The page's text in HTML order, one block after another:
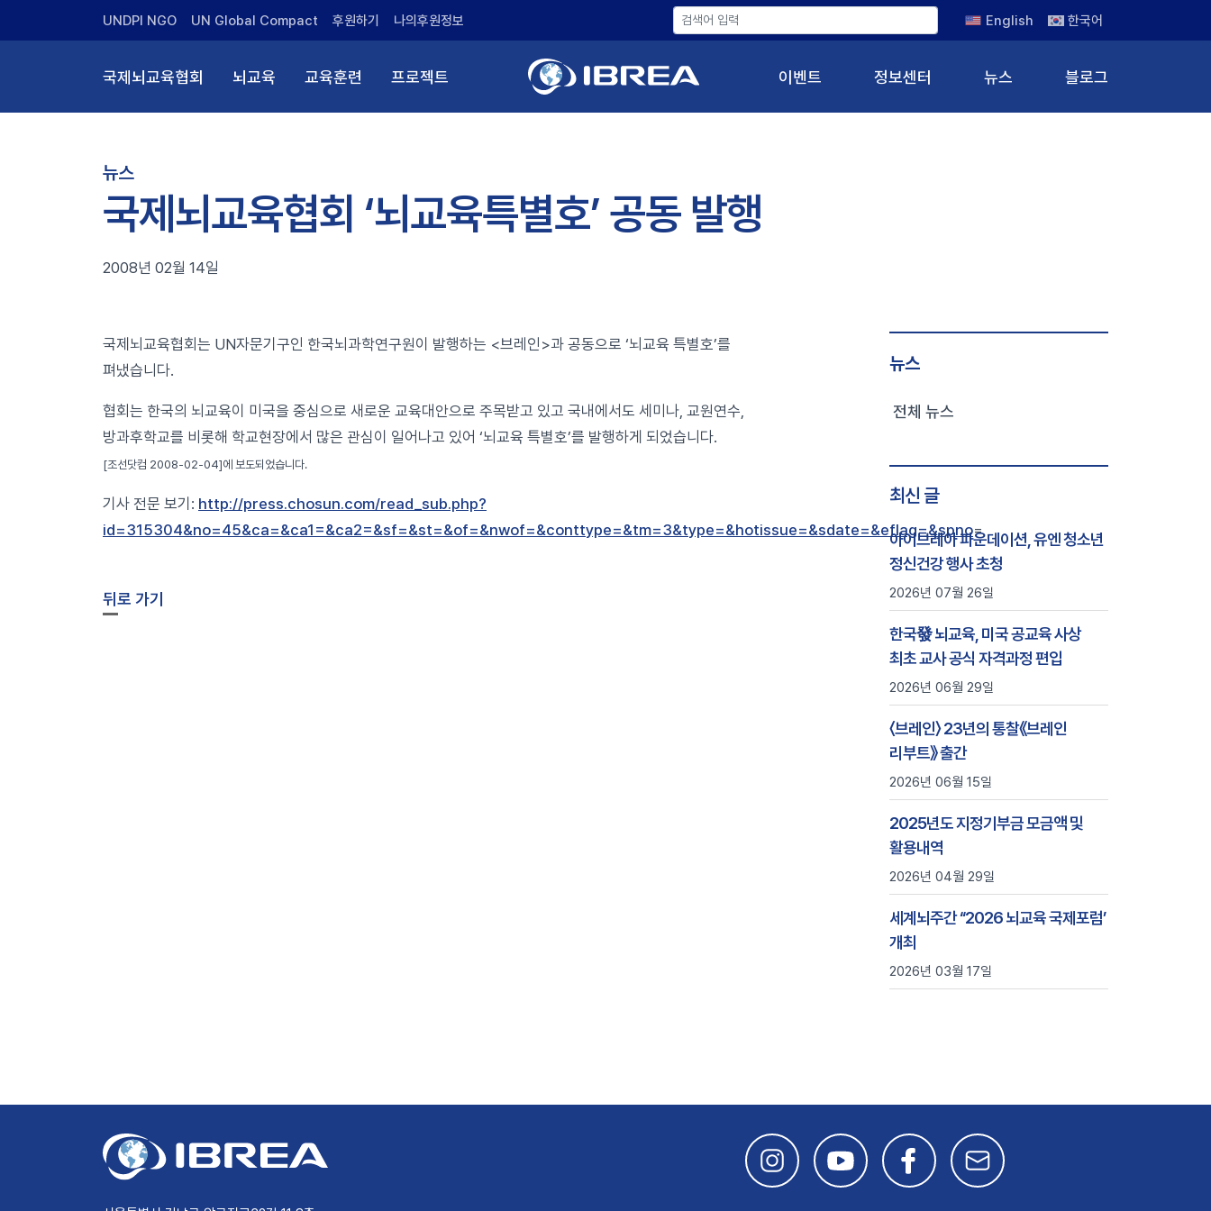
UNDPI NGO UN Global Compact 후원하기 나의후원정보 English 한국어
국제뇌교육협회 뇌교육 교육훈련 프로젝트 이벤트 정보센터 뉴스 블로그
뉴스
국제뇌교육협회 ‘뇌교육특별호’ 공동 발행
2008년 02월 14일
뉴스
전체 뉴스
최신 글
아이브레아 파운데이션, 유엔 청소년
정신건강 행사 초청
2026년 07월 26일
한국發 뇌교육, 미국 공교육 사상
최초 교사 공식 자격과정 편입
2026년 06월 29일
〈브레인〉 23년의 통찰《브레인
리부트》 출간
2026년 06월 15일
2025년도 지정기부금 모금액 및
활용내역
2026년 04월 29일
세계뇌주간 ‘‘2026 뇌교육 국제포럼’
개최
2026년 03월 17일
국제뇌교육협회는 UN자문기구인 한국뇌과학연구원이 발행하는 <브레인>과 공동으로 ‘뇌교육 특별호’를
펴냈습니다.
협회는 한국의 뇌교육이 미국을 중심으로 새로운 교육대안으로 주목받고 있고 국내에서도 세미나, 교원연수,
방과후학교를 비롯해 학교현장에서 많은 관심이 일어나고 있어 ‘뇌교육 특별호’를 발행하게 되었습니다.
[조선닷컴 2008-02-04]에 보도되었습니다.
기사 전문 보기: http://press.chosun.com/read_sub.php?
id=315304&no=45&ca=&ca1=&ca2=&sf=&st=&of=&nwof=&conttype=&tm=3&type=&hotissue=&sdate=&eflag=&spno=
뒤로 가기